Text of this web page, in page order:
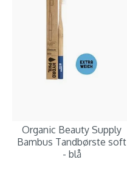
Organic Beauty Supply
Bambus Tandbørste soft
- blå